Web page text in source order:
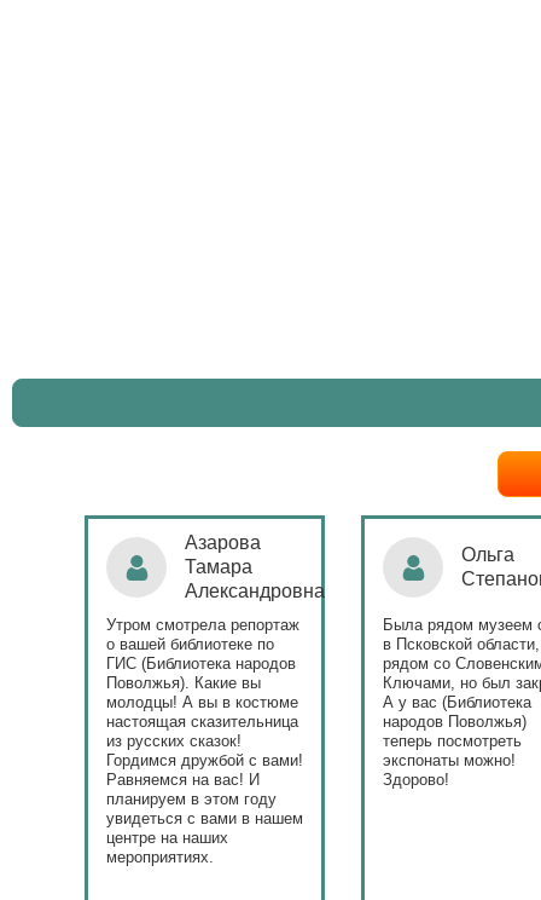
Ольга
Степанова
Была рядом музеем сето
в Псковской области,
рядом со Словенскими
Ключами, но был закрыт.
А у вас (Библиотека
народов Поволжья)
теперь посмотреть
экспонаты можно!
Здорово!
Наталья
Поздравляю
народов Поволжья с
уникальным стартом
тематического года!
и остальные
приносят людям